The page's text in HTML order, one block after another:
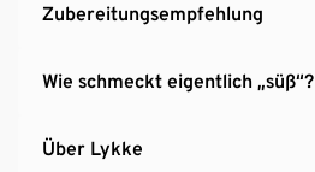
Zubereitungsempfehlung
Wie schmeckt eigentlich „süß“?
Über Lykke